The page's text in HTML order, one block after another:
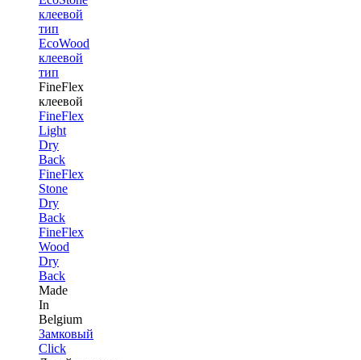
клеевой
тип
EcoWood
клеевой
тип
FineFlex
клеевой
FineFlex
Light
Dry
Back
FineFlex
Stone
Dry
Back
FineFlex
Wood
Dry
Back
Made
In
Belgium
Замковый
Click